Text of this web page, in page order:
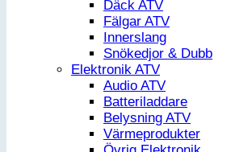
Däck ATV
Fälgar ATV
Innerslang
Snökedjor & Dubb
Elektronik ATV
Audio ATV
Batteriladdare
Belysning ATV
Värmeprodukter